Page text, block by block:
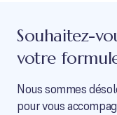
Souhaitez-
votre
Nous sommes
pour vous